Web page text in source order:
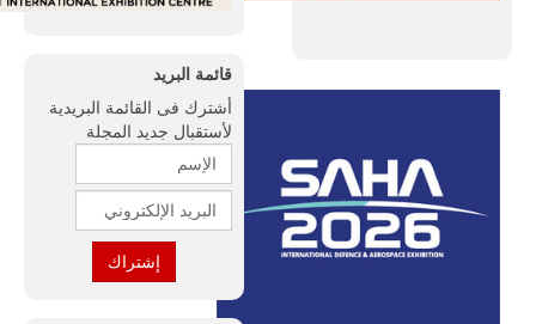
قائمة البريد
أشترك فى القائمة البريدية
لأستقبال جديد المجلة